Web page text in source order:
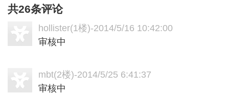
共26条评论
hollister(1楼)-2014/5/16 10:42:00
审核中
mbt(2楼)-2014/5/25 6:41:37
审核中